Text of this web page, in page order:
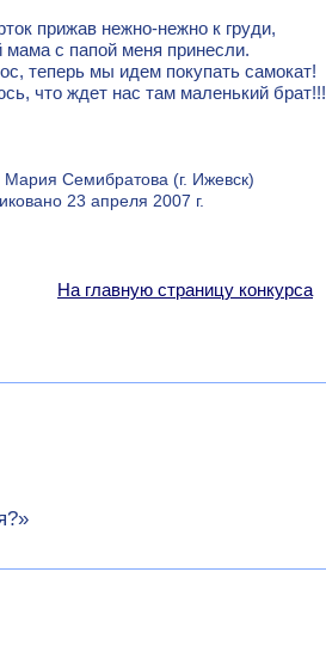
прижав нежно-нежно к груди,
мама с папой меня принесли.
теперь мы идем покупать самокат!
что ждет нас там маленький брат!!!
Мария Семибратова (г. Ижевск)
23 апреля 2007 г.
На главную страницу конкурса